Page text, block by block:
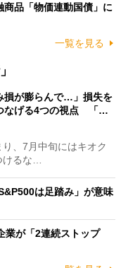
品「物価連動国債」に
一覧を見る
損が膨らんで…」損失を
なげる4つの視点 「…
、7月中旬にはキオク
るな…
は足踏み」が意味
業が「2連続ストップ